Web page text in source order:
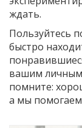
ждать.
Пользуйтесь
быстро
вашим
помните:
а мы